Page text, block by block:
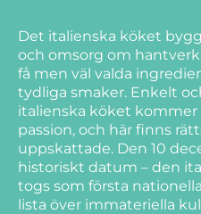
Det italienska köket
och omsorg om
få men väl valda
tydliga smaker. Enkelt
italienska köket
passion, och här finns
uppskattade. Den 10
historiskt datum – den
togs som första
lista över immateriella